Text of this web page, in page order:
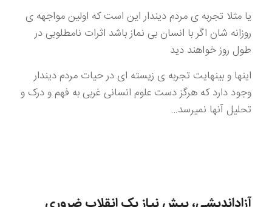
یا مثلا تجربه ی مردم دیندار این است که اولین مواجهه ی
روزانه شان اگر با انسان بی نماز باشد اثرات نامطلوبی در
طول روز خواهند دید
اینها و بینهایت تجربه ی زیسته ای در حیات مردم دیندار
وجود دارد که هرگز دست علوم انسانی غربی به فهم و درک و
تحلیل آنها نمیرسد…